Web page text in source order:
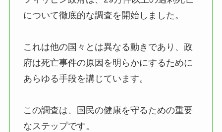
について徹底的な調査を開始しました。
これは他の国々とは異なる動きであり、政
府は死亡事件の原因を明らかにするために
あらゆる手段を講じています。
この調査は、国民の健康を守るための重要
なステップです。